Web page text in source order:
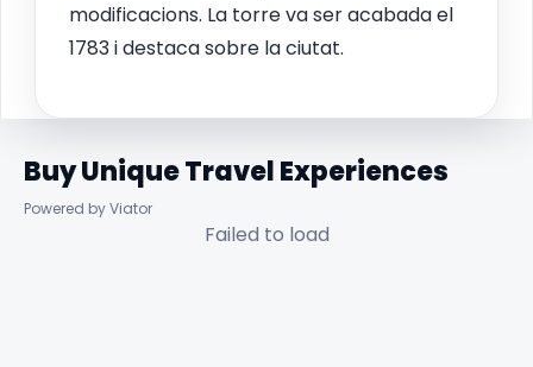
modificacions. La torre va ser acabada el
1783 i destaca sobre la ciutat.
Buy Unique Travel Experiences
Powered by Viator
Failed to load